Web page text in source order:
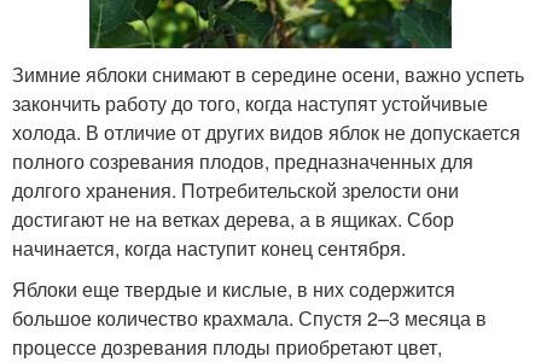
Зимние яблоки снимают в середине осени, важно успеть
закончить работу до того, когда наступят устойчивые
холода. В отличие от других видов яблок не допускается
полного созревания плодов, предназначенных для
долгого хранения. Потребительской зрелости они
достигают не на ветках дерева, а в ящиках. Сбор
начинается, когда наступит конец сентября.
Яблоки еще твердые и кислые, в них содержится
большое количество крахмала. Спустя 2–3 месяца в
процессе дозревания плоды приобретают цвет,